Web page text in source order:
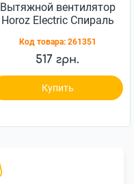
Вытяжной вентилятор
Horoz Electric Спираль
Код товара: 261351
517 грн.
Купить